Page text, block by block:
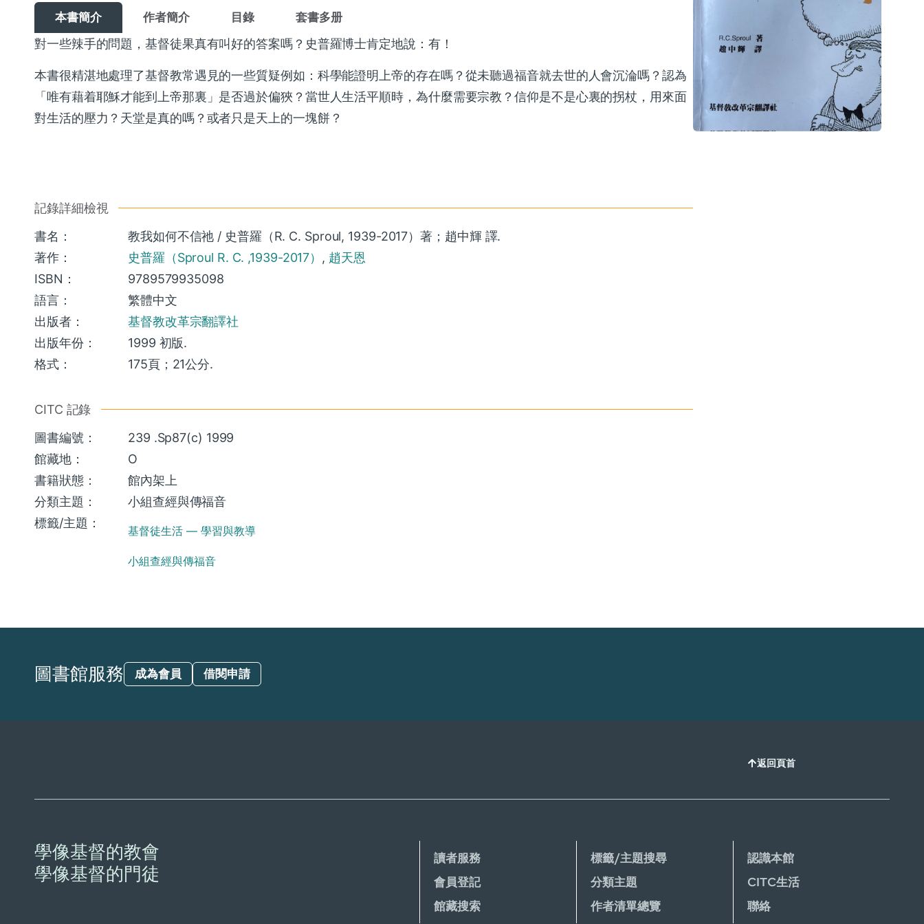
本書簡介 作者簡介 目錄 套書多册
對一些辣手的問題，基督徒果真有叫好的答案嗎？史普羅博士肯定地說：有！
本書很精湛地處理了基督教常遇見的一些質疑例如：科學能證明上帝的存在嗎？從未聽過福音就去世的人會沉淪嗎？認為
「唯有藉着耶穌才能到上帝那裏」是否過於偏狹？當世人生活平順時，為什麼需要宗教？信仰是不是心裏的拐杖，用來面
對生活的壓力？天堂是真的嗎？或者只是天上的一塊餅？
記錄詳細檢視
書名：
教我如何不信祂 / 史普羅（R. C. Sproul, 1939-2017）著；趙中輝 譯.
著作：
史普羅（Sproul R. C. ,1939-2017） , 趙天恩
ISBN：
9789579935098
語言：
繁體中文
出版者：
基督教改革宗翻譯社
出版年份：
1999 初版.
格式：
175頁；21公分.
CITC 記錄
圖書編號：
239 .Sp87(c) 1999
館藏地：
O
書籍狀態：
館內架上
分類主題：
小組查經與傳福音
標籤/主題：
基督徒生活 — 學習與教導
小組查經與傳福音
圖書館服務 成為會員 借閱申請
返回頁首
學像基督的教會
學像基督的門徒
讀者服務
會員登記
館藏搜索
標籤/主題搜尋
分類主題
作者清單總覽
認識本館
CITC生活
聯絡